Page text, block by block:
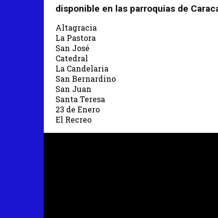
disponible en las parroquias de
Altagracia
La Pastora
San José
Catedral
La Candelaria
San Bernardino
San Juan
Santa Teresa
23 de Enero
El Recreo